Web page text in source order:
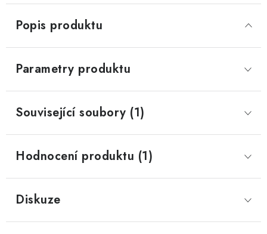
Popis produktu
Parametry produktu
Související soubory (1)
Hodnocení produktu (1)
Diskuze